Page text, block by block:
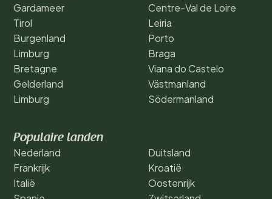
Gardameer
Tirol
Burgenland
Limburg
Bretagne
Gelderland
Limburg
Centre-Val de Loire
Leiria
Porto
Braga
Viana do Castelo
Västmanland
Södermanland
Populaire landen
Nederland
Frankrijk
Italië
Duitsland
Kroatië
Oostenrijk